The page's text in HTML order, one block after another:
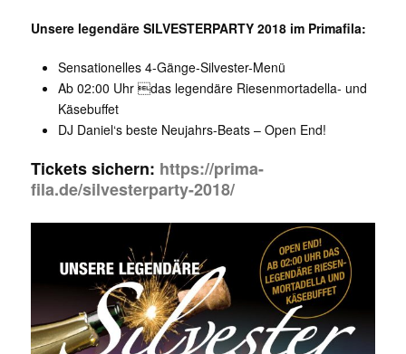
Unsere legendäre SILVESTERPARTY 2018 im Primafila:
Sensationelles 4-Gänge-Silvester-Menü
Ab 02:00 Uhr das legendäre Riesen­mortadella- und
Käsebuffet
DJ Daniel‘s beste Neujahrs-Beats – Open End!
Tickets sichern: https://prima-
fila.de/silvesterparty-2018/